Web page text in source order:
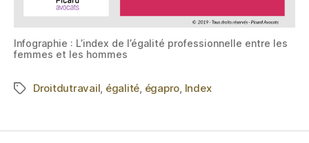
Infographie : L’index de l’égalité professionnelle entre les
femmes et les hommes
Droitdutravail, égalité, égapro, Index